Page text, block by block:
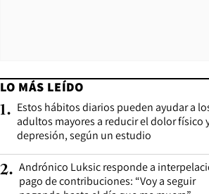
LO MÁS LEÍDO
1. Estos hábitos diarios pueden ayudar a
adultos mayores a reducir el dolor físico
depresión, según un estudio
2. Andrónico Luksic responde a
pago de contribuciones: “Voy a seguir